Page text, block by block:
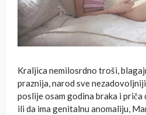
Kraljica nemilosrdno troši,
praznija, narod sve
poslije osam godina braka i
ili da ima genitalnu anomaliju,